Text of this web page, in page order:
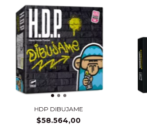
HDP DIBUJAME
$58.564,00